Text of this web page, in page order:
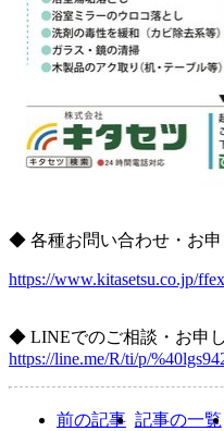
◆ 各種お問い合わせ・お申
https://www.kitasetsu.co.jp/
◆ LINEでのご相談・お申
https://line.me/R/ti/p/
前の記事 記事の一覧